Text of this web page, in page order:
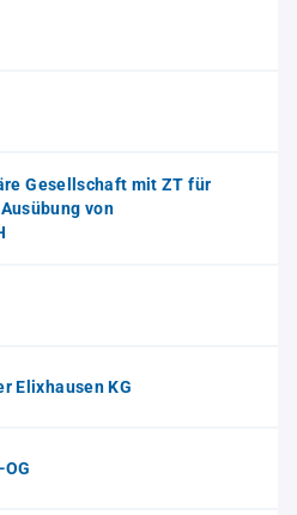
Gesellschaft mit ZT für
von
Elixhausen KG